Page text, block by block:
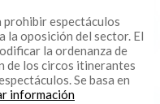
prohibir espectáculos
la oposición del sector. El
la ordenanza de
de los circos itinerantes
Se basa en
información